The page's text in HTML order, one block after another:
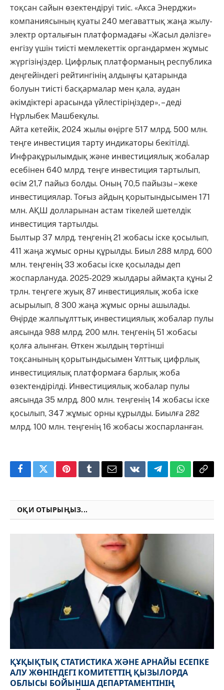
тоқсан сайын өзектендіруі тиіс. «Акса Энерджи»
компаниясының қуаты 240 мегаваттық жаңа жылу-
электр орталығын платформадағы «Жасыл дәлізге»
енгізу үшін тиісті мемлекеттік органдармен жұмыс
жүргізіңіздер. Цифрлық платформаның республика
деңгейіндегі рейтингінің алдыңғы қатарында
болуын тиісті басқармалар мен қала, аудан
әкімдіктері арасында үйлестіріңіздер», – деді
Нұрлыбек Машбекұлы.
​Айта кетейік, 2024 жылы өңірге 517 млрд. 500 млн.
теңге инвестиция тарту индикаторы бекітілді.
Инфрақұрылымдық және инвестициялық жобалар
есебінен 640 млрд. теңге инвестиция тартылып,
өсім 21,7 пайыз болды. Оның 70,5 пайызы – жеке
инвестициялар. Тоғыз айдың қорытындысымен 171
млн. АҚШ долларынан астам тікелей шетелдік
инвестиция тартылды.
Былтыр 37 млрд. теңгенің 21 жобасы іске қосылып,
411 жаңа жұмыс орны құрылды. Биыл 288 млрд. 600
млн. теңгенің 33 жобасы іске қосылады деп
жоспарлануда. 2025-2029 жылдары аймақта құны 2
трлн. теңгеге жуық 87 инвестициялық жоба іске
асырылып, 8 300 жаңа жұмыс орны ашылады.
Өңірде жалпыұлттық инвестициялық жобалар пулы
аясында 988 млрд. 200 млн. теңгенің 51 жобасы
қолға алынған. Өткен жылдың төртінші
тоқсанының қорытындысымен Ұлттық цифрлық
инвестициялық платформаға барлық жоба
өзектендірілді. Инвестициялық жобалар пулы
аясында 35 млрд. 800 млн. теңгенің 14 жобасы іске
қосылып, 347 жұмыс орны құрылды. Биылға 282
млрд. 100 млн. теңгенің 16 жобасы жоспарланған.
FacebookTwitterPinterestTumblrEmailVKontakteTelegramWhatsApp
Copy
ОҚИ ОТЫРЫҢЫЗ...
ҚҰҚЫҚТЫҚ СТАТИСТИКА ЖӘНЕ АРНАЙЫ ЕСЕПКЕ
АЛУ ЖӨНІНДЕГІ КОМИТЕТТІҢ ҚЫЗЫЛОРДА
ОБЛЫСЫ БОЙЫНША ДЕПАРТАМЕНТІНІҢ